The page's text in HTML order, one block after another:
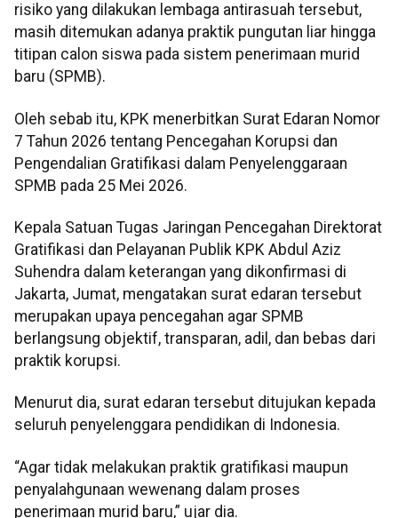
risiko yang dilakukan lembaga antirasuah tersebut,
masih ditemukan adanya praktik pungutan liar hingga
titipan calon siswa pada sistem penerimaan murid
baru (SPMB).
Oleh sebab itu, KPK menerbitkan Surat Edaran Nomor
7 Tahun 2026 tentang Pencegahan Korupsi dan
Pengendalian Gratifikasi dalam Penyelenggaraan
SPMB pada 25 Mei 2026.
Kepala Satuan Tugas Jaringan Pencegahan Direktorat
Gratifikasi dan Pelayanan Publik KPK Abdul Aziz
Suhendra dalam keterangan yang dikonfirmasi di
Jakarta, Jumat, mengatakan surat edaran tersebut
merupakan upaya pencegahan agar SPMB
berlangsung objektif, transparan, adil, dan bebas dari
praktik korupsi.
Menurut dia, surat edaran tersebut ditujukan kepada
seluruh penyelenggara pendidikan di Indonesia.
“Agar tidak melakukan praktik gratifikasi maupun
penyalahgunaan wewenang dalam proses
penerimaan murid baru,” ujar dia.